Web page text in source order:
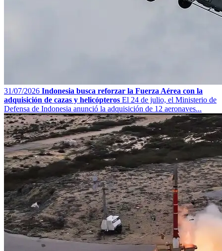
31/07/2026 Indonesia busca reforzar la Fuerza Aérea con la
adquisición de cazas y helicópteros El 24 de julio, el Ministerio de
Defensa de Indonesia anunció la adquisición de 12 aeronaves...